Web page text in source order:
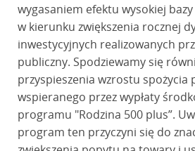
wygasaniem efektu wysokiej bazy
w kierunku zwiększenia rocznej
inwestycyjnych realizowanych
publiczny. Spodziewamy się
przyspieszenia wzrostu spożycia
wspieranego przez wypłaty
programu "Rodzina 500 plus”.
program ten przyczyni się do